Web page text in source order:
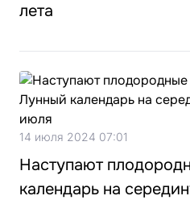
лета
14 июля 2024 07:01
Наступают
календарь на